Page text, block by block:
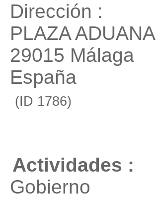
Dirección :
PLAZA ADUANA
29015 Málaga
España
(ID 1786)
Actividades :
Gobierno